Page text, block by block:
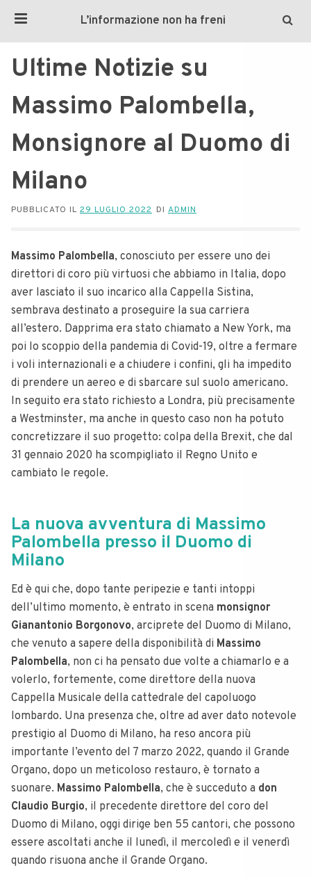
L’informazione non ha freni
Ultime Notizie su
Massimo Palombella,
Monsignore al Duomo di
Milano
PUBBLICATO IL 29 LUGLIO 2022 DI ADMIN
Massimo Palombella, conosciuto per essere uno dei
direttori di coro più virtuosi che abbiamo in Italia, dopo
aver lasciato il suo incarico alla Cappella Sistina,
sembrava destinato a proseguire la sua carriera
all’estero. Dapprima era stato chiamato a New York, ma
poi lo scoppio della pandemia di Covid-19, oltre a fermare
i voli internazionali e a chiudere i confini, gli ha impedito
di prendere un aereo e di sbarcare sul suolo americano.
In seguito era stato richiesto a Londra, più precisamente
a Westminster, ma anche in questo caso non ha potuto
concretizzare il suo progetto: colpa della Brexit, che dal
31 gennaio 2020 ha scompigliato il Regno Unito e
cambiato le regole.
La nuova avventura di Massimo
Palombella presso il Duomo di
Milano
Ed è qui che, dopo tante peripezie e tanti intoppi
dell’ultimo momento, è entrato in scena monsignor
Gianantonio Borgonovo, arciprete del Duomo di Milano,
che venuto a sapere della disponibilità di Massimo
Palombella, non ci ha pensato due volte a chiamarlo e a
volerlo, fortemente, come direttore della nuova
Cappella Musicale della cattedrale del capoluogo
lombardo. Una presenza che, oltre ad aver dato notevole
prestigio al Duomo di Milano, ha reso ancora più
importante l’evento del 7 marzo 2022, quando il Grande
Organo, dopo un meticoloso restauro, è tornato a
suonare. Massimo Palombella, che è succeduto a don
Claudio Burgio, il precedente direttore del coro del
Duomo di Milano, oggi dirige ben 55 cantori, che possono
essere ascoltati anche il lunedì, il mercoledì e il venerdì
quando risuona anche il Grande Organo.